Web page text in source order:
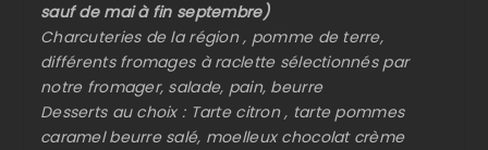
sauf de mai à fin septembre)
Charcuteries de la région , pomme de terre,
différents fromages à raclette sélectionnés par
notre fromager, salade, pain, beurre
Desserts au choix : Tarte citron , tarte pommes
caramel beurre salé, moelleux chocolat crème